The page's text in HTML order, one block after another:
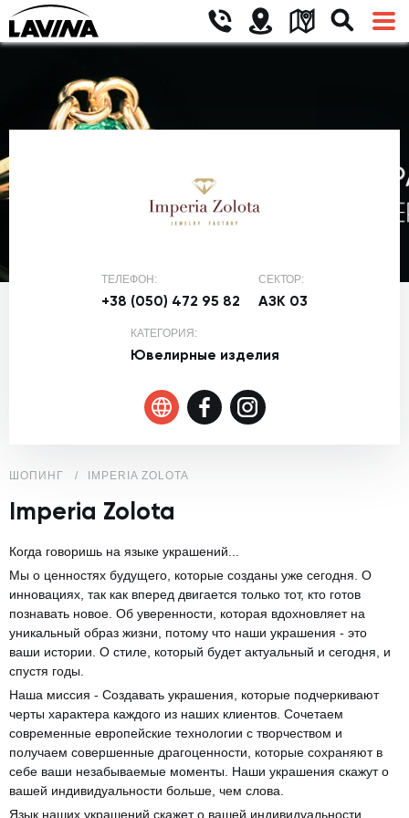
ТЕЛЕФОН:
+38 (050) 472 95 82
СЕКТОР:
АЗК 03
КАТЕГОРИЯ:
Ювелирные изделия
ШОПИНГ IMPERIA ZOLOTA
Imperia Zolota
Когда говоришь на языке украшений...
Мы о ценностях будущего, которые созданы уже сегодня. О
инновациях, так как вперед двигается только тот, кто готов
познавать новое. Об уверенности, которая вдохновляет на
уникальный образ жизни, потому что наши украшения - это
ваши истории. О стиле, который будет актуальный и сегодня, и
спустя годы.
Наша миссия - Создавать украшения, которые подчеркивают
черты характера каждого из наших клиентов. Сочетаем
современные европейские технологии с творчеством и
получаем совершенные драгоценности, которые сохраняют в
себе ваши незабываемые моменты. Наши украшения скажут о
вашей индивидуальности больше, чем слова.
Язык наших украшений скажет о вашей индивидуальности